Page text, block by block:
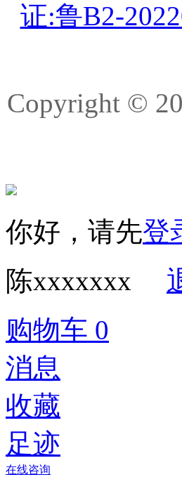
证:鲁B2-
Copyright ©
你好，请先登
陈xxxxxxx
购物车 0
消息
收藏
足迹
在线咨询